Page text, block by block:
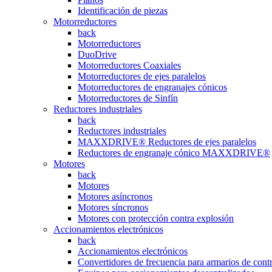
Identificación de piezas
Motorreductores
back
Motorreductores
DuoDrive
Motorreductores Coaxiales
Motorreductores de ejes paralelos
Motorreductores de engranajes cónicos
Motorreductores de Sinfín
Reductores industriales
back
Reductores industriales
MAXXDRIVE® Reductores de ejes paralelos
Reductores de engranaje cónico MAXXDRIVE®
Motores
back
Motores
Motores asíncronos
Motores síncronos
Motores con protección contra explosión
Accionamientos electrónicos
back
Accionamientos electrónicos
Convertidores de frecuencia para armarios de